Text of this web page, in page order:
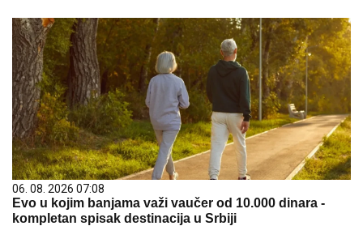
06. 08. 2026 07:08
Evo u kojim banjama važi vaučer od 10.000 dinara -
kompletan spisak destinacija u Srbiji